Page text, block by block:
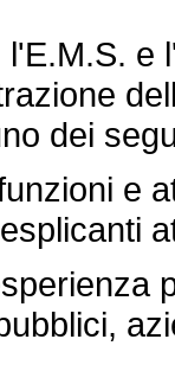
e
dei
e